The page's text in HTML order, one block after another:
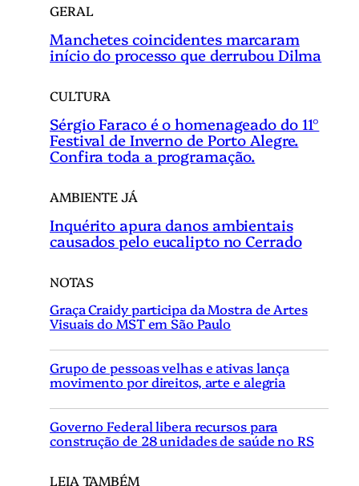
GERAL
Manchetes coincidentes marcaram
início do processo que derrubou Dilma
CULTURA
Sérgio Faraco é o homenageado do 11°
Festival de Inverno de Porto Alegre.
Confira toda a programação.
AMBIENTE JÁ
Inquérito apura danos ambientais
causados pelo eucalipto no Cerrado
NOTAS
Graça Craidy participa da Mostra de Artes
Visuais do MST em São Paulo
Grupo de pessoas velhas e ativas lança
movimento por direitos, arte e alegria
Governo Federal libera recursos para
construção de 28 unidades de saúde no RS
LEIA TAMBÉM